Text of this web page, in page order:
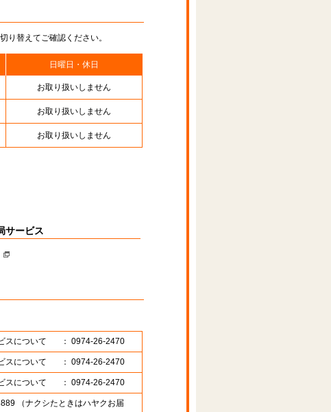
り替えてご確認ください。
日曜日・休日
お取り扱いしません
お取り扱いしません
お取り扱いしません
サービス
スについて ： 0974-26-2470
スについて ： 0974-26-2470
スについて ： 0974-26-2470
（ナクシたときはハヤクお届